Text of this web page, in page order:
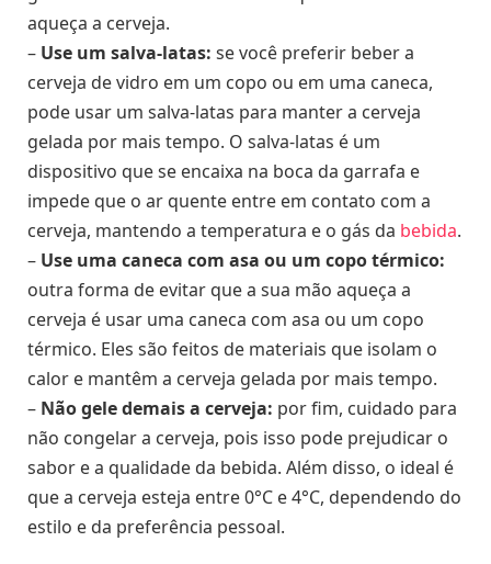
aqueça a cerveja.
– Use um salva-latas: se você preferir beber a
cerveja de vidro em um copo ou em uma caneca,
pode usar um salva-latas para manter a cerveja
gelada por mais tempo. O salva-latas é um
dispositivo que se encaixa na boca da garrafa e
impede que o ar quente entre em contato com a
cerveja, mantendo a temperatura e o gás da bebida.
– Use uma caneca com asa ou um copo térmico:
outra forma de evitar que a sua mão aqueça a
cerveja é usar uma caneca com asa ou um copo
térmico. Eles são feitos de materiais que isolam o
calor e mantêm a cerveja gelada por mais tempo.
– Não gele demais a cerveja: por fim, cuidado para
não congelar a cerveja, pois isso pode prejudicar o
sabor e a qualidade da bebida. Além disso, o ideal é
que a cerveja esteja entre 0°C e 4°C, dependendo do
estilo e da preferência pessoal.